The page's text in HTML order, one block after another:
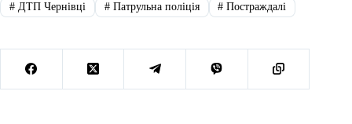
#ДТП Чернівці #Патрульна поліція # Постраждалі